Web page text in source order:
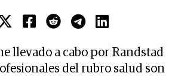
llevado a cabo por Randstad
del rubro salud son